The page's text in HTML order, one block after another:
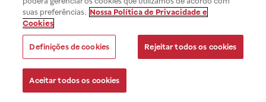
suas preferências. Nossa Política de Privacidade e
Cookies
Definições de cookies Rejeitar todos os cookies
Aceitar todos os cookies